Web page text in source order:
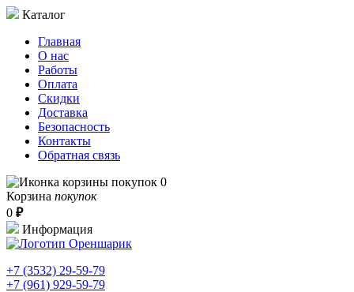
Каталог
Главная
О нас
Работы
Оплата
Скидки
Доставка
Безопасность
Контакты
Обратная связь
0
Корзина покупок
0 ₽
Информация
+7 (3532) 29-59-79
+7 (961) 929-59-79